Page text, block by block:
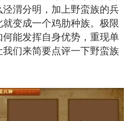
渭分明，加上野蛮族的兵
变成一个鸡肋种族。极限
能发挥自身优势，重现单
们来简要点评一下野蛮族